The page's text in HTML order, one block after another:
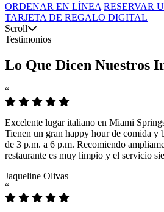
ORDENAR EN LÍNEA RESERVAR
TARJETA DE REGALO DIGITAL
Scroll
Testimonios
Lo Que Dicen Nuestros
“
Excelente lugar italiano en Miami
Tienen un gran happy hour de comida y
de 3 p.m. a 6 p.m. Recomiendo
restaurante es muy limpio y el servicio
Jaqueline Olivas
“